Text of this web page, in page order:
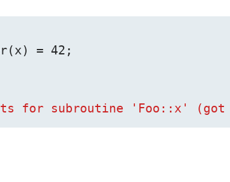
= 42 ;
for subroutine 'Foo::x'